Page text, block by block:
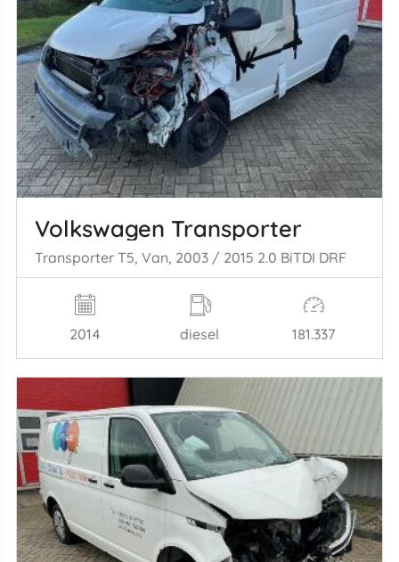
Volkswagen Transporter
Transporter T5, Van, 2003 / 2015 2.0 BiTDI DRF
2014 diesel 181.337